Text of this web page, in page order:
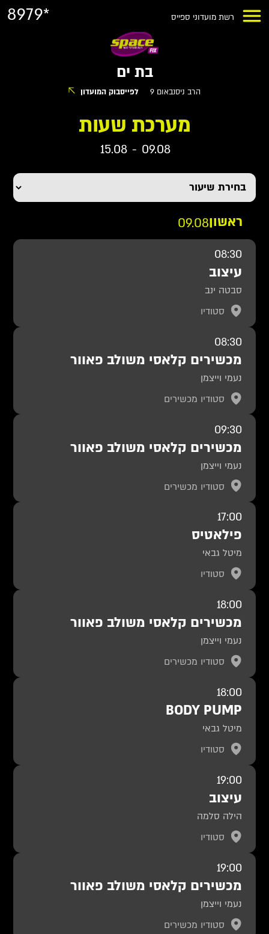
רשת מועדוני ספייס 8979*
בת ים
הרב ניסנבאום 9 לפייסבוק המועדון
מערכת שעות
09.08
-
15.08
ראשון09.08
08:30
עיצוב
סבטה ינב
סטודיו
08:30
מכשירים קלאסי משולב פאוור
נעמי וייצמן
סטודיו מכשירים
09:30
מכשירים קלאסי משולב פאוור
נעמי וייצמן
סטודיו מכשירים
17:00
פילאטיס
מיטל גבאי
סטודיו
18:00
מכשירים קלאסי משולב פאוור
נעמי וייצמן
סטודיו מכשירים
18:00
BODY PUMP
מיטל גבאי
סטודיו
19:00
עיצוב
הילה סלמה
סטודיו
19:00
מכשירים קלאסי משולב פאוור
נעמי וייצמן
סטודיו מכשירים